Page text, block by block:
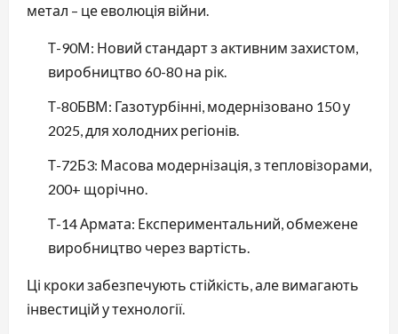
метал – це еволюція війни.
Т-90М: Новий стандарт з активним захистом,
виробництво 60-80 на рік.
Т-80БВМ: Газотурбінні, модернізовано 150 у
2025, для холодних регіонів.
Т-72Б3: Масова модернізація, з тепловізорами,
200+ щорічно.
Т-14 Армата: Експериментальний, обмежене
виробництво через вартість.
Ці кроки забезпечують стійкість, але вимагають
інвестицій у технології.